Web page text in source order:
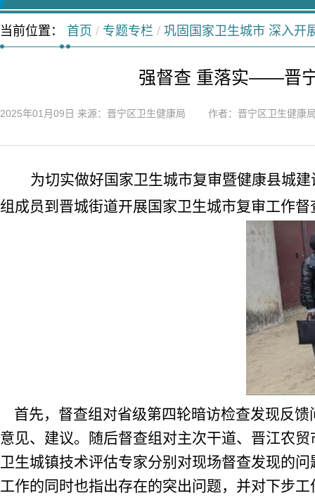
当前位置： 首页 / 专题专栏 / 巩固国家卫生城市 深入开
强督查 重落实——晋
2025年01月09日 来源：晋宁区卫生健康局 作者：晋宁区卫生健康
为切实做好国家卫生城市复审暨健康县城建
组 成员到晋城街道开展国家卫生城市复审工作督
首先，督查组对省级第四轮暗访检查发现反馈
意见、建议。随后督查组对主次干道、晋江农
卫生城镇技术评估专家分别对现场督查发现的问
工作的同时也指出存在的突出问题，并对下步